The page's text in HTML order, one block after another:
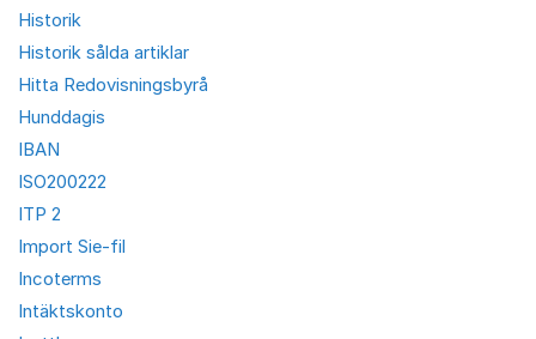
Historik
Historik sålda artiklar
Hitta Redovisningsbyrå
Hunddagis
IBAN
ISO200222
ITP 2
Import Sie-fil
Incoterms
Intäktskonto